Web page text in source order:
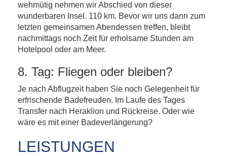
wehmütig nehmen wir Abschied von dieser
wunderbaren Insel. 110 km. Bevor wir uns dann zum
letzten gemeinsamen Abendessen treffen, bleibt
nachmittags noch Zeit für erholsame Stunden am
Hotelpool oder am Meer.
8. Tag: Fliegen oder bleiben?
Je nach Abflugzeit haben Sie noch Gelegenheit für
erfrischende Badefreuden. Im Laufe des Tages
Transfer nach Heraklion und Rückreise. Oder wie
wäre es mit einer Badeverlängerung?
LEISTUNGEN